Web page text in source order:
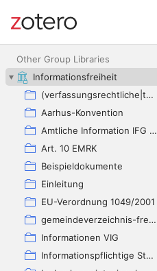
Site navigation
Other Group Libraries
Informationsfreiheit
(verfassungsrechtliche|theoretische|technische) Grundlagen
Aarhus-Konvention
Amtliche Information IFG des Bundes
Art. 10 EMRK
Beispieldokumente
Einleitung
EU-Verordnung 1049/2001
gemeindeverzeichnis-freistaat-sachsen3ddf7
Informationen VIG
Informationspflichtige Stellen